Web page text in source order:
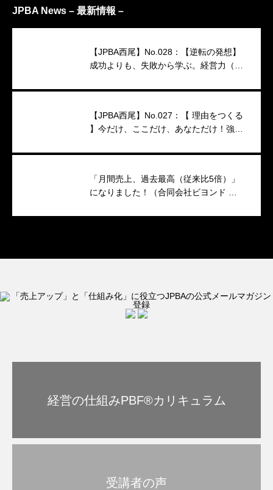
JPBA News – 最新情報 –
【JPBA西尾】No.028：【逆転の発想】
成功よりも、失敗から学ぶ。経営力（映
【JPBA西尾】No.027：【 理由をつくる
】今だけ、ここだけ、あなただけ！強い
「月間売上、過去最高（従来比5倍）」
になりました！（合同会社ビヨンド 代
経営の仕組みPBF®︎カリキュラム
受講者の声